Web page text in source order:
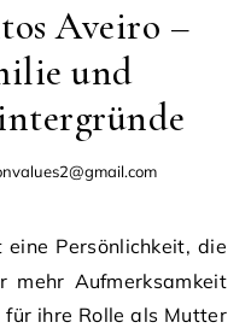
Aveiro –
und
mehr Aufmerksamkeit
ihre Rolle als Mutter